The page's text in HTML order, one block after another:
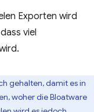
Exporten wird
viel
gehalten, damit es in
woher die Bloatware